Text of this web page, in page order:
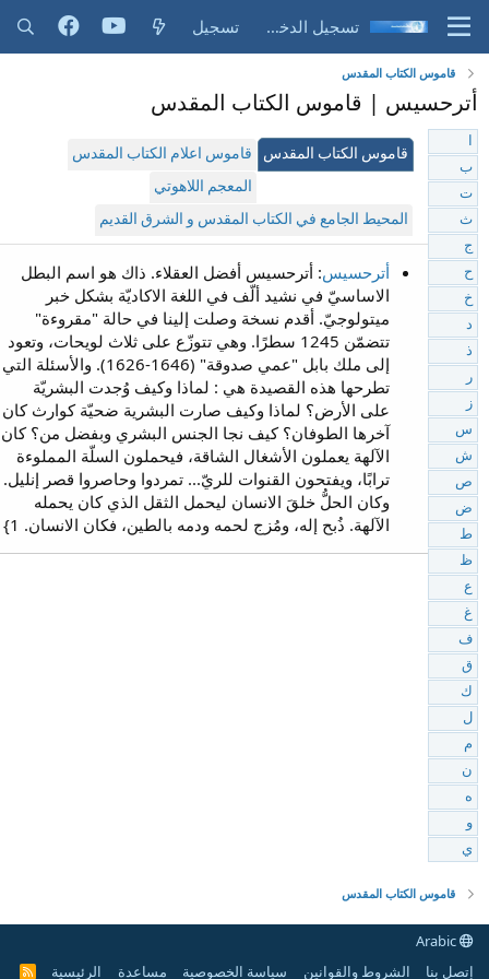
تسجيل الدخول تسجيل
قاموس الكتاب المقدس
أترحسيس | قاموس الكتاب المقدس
قاموس الكتاب المقدس
قاموس اعلام الكتاب المقدس
المعجم اللاهوتي
المحيط الجامع في الكتاب المقدس و الشرق القديم
أترحسيس: أترحسيس أفضل العقلاء. ذاك هو اسم البطل
الاساسيّ في نشيد ألّف في اللغة الاكاديّة بشكل خبر
ميتولوجيّ. أقدم نسخة وصلت إلينا في حالة "مقروءة"
تتضمّن 1245 سطرًا. وهي تتوزّع على ثلاث لويحات، وتعود
إلى ملك بابل "عمي صدوقة" (1646-1626). والأسئلة التي
تطرحها هذه القصيدة هي : لماذا وكيف وُجدت البشريّة
على الأرض؟ لماذا وكيف صارت البشرية ضحيّة كوارث كان
آخرها الطوفان؟ كيف نجا الجنس البشري وبفضل من؟ كان
الآلهة يعملون الأشغال الشاقة، فيحملون السلّة المملوءة
ترابًا، ويفتحون القنوات للريّ... تمردوا وحاصروا قصر إنليل.
وكان الحلُّ خلقَ الانسان ليحمل الثقل الذي كان يحمله
الآلهة. ذُبح إله، ومُزج لحمه ودمه بالطين، فكان الانسان. 1}
ب
ت
ث
ج
ح
خ
د
ذ
ر
ز
س
ش
ص
ض
ط
ظ
ع
غ
ف
ق
ك
ل
م
ن
ه
و
ي
قاموس الكتاب المقدس
إتصل بنا
الشروط والقوانين سياسة الخصوصية مساعدة الرئيسية
R